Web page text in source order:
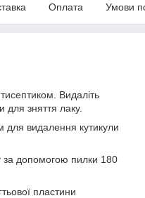
Оплата Умови
Видаліть
для зняття лаку.
для видалення кутикули
за допомогою пилки 180
пластини